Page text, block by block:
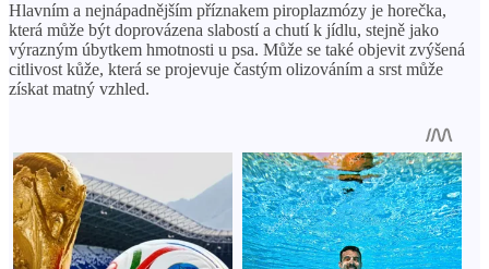
Hlavním a nejnápadnějším příznakem piroplazmózy je horečka,
která může být doprovázena slabostí a chutí k jídlu, stejně jako
výrazným úbytkem hmotnosti u psa. Může se také objevit zvýšená
citlivost kůže, která se projevuje častým olizováním a srst může
získat matný vzhled.